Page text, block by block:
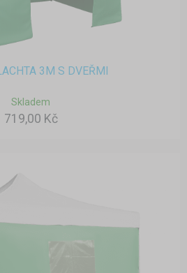
3M S DVEŘMI
Skladem
719,00 Kč